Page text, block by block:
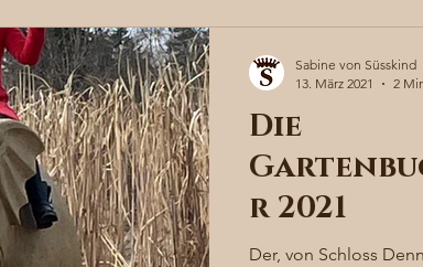
Die
r 2021
Der, von Schloss
Sabine von Süsskind
13. März 2021
2